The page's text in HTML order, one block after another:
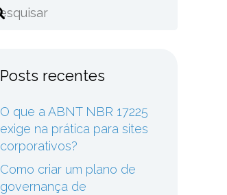
Posts recentes
O que a ABNT NBR 17225
exige na prática para sites
corporativos?
Como criar um plano de
governança de